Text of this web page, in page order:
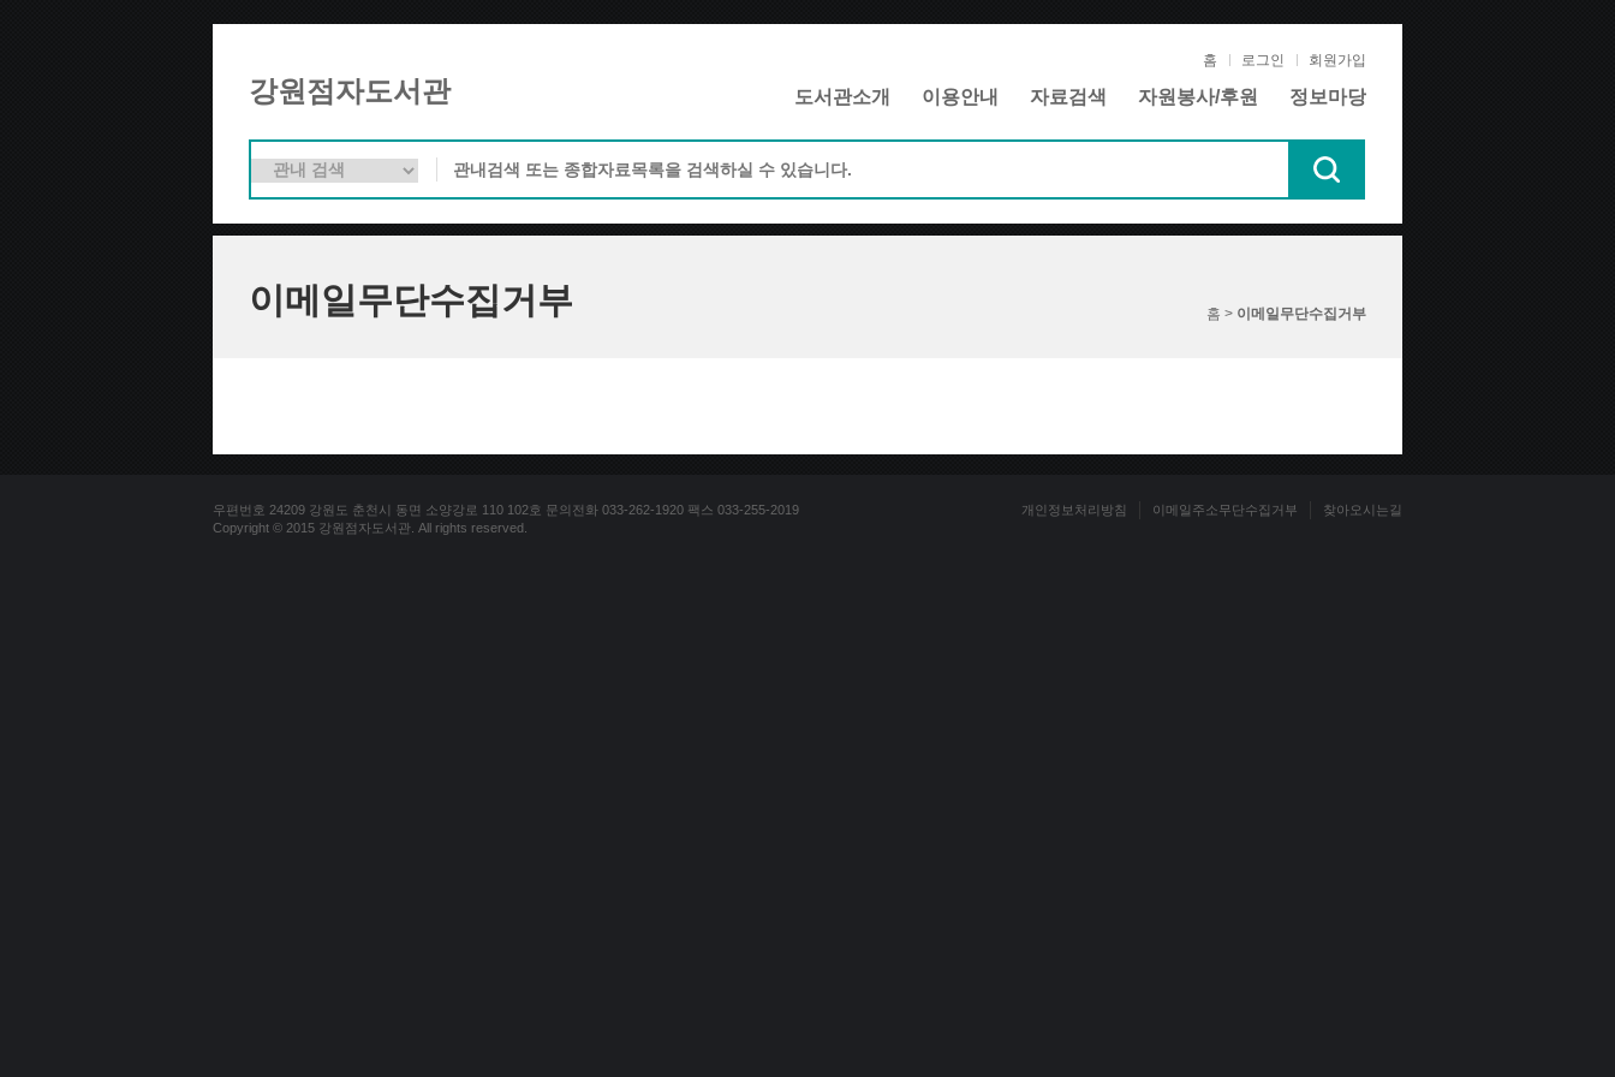
강원점자도서관
홈 로그인 회원가입
도서관소개 이용안내 자료검색 자원봉사/후원 정보마당
이메일무단수집거부 홈 > 이메일무단수집거부
우편번호 24209 강원도 춘천시 동면 소양강로 110 102호 문의전화 033-262-1920 팩스 033-255-2019
Copyright © 2015 강원점자도서관. All rights reserved.
개인정보처리방침 이메일주소무단수집거부 찾아오시는길